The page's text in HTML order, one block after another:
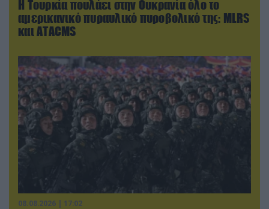
Η Τουρκία πουλάει στην Ουκρανία όλο το
αμερικανικό πυραυλικό πυροβολικό της: MLRS
και ΑΤΑCMS
08.08.2026 | 17:02